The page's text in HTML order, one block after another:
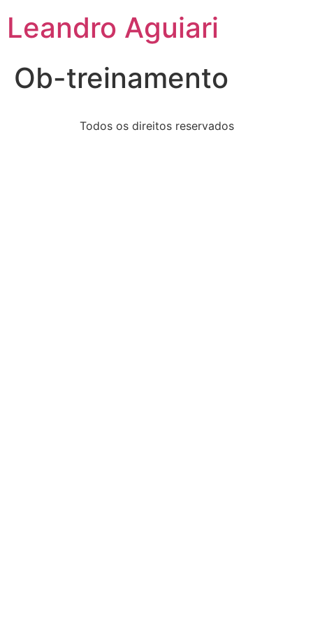
Leandro Aguiari
Ob-treinamento
Todos os direitos reservados